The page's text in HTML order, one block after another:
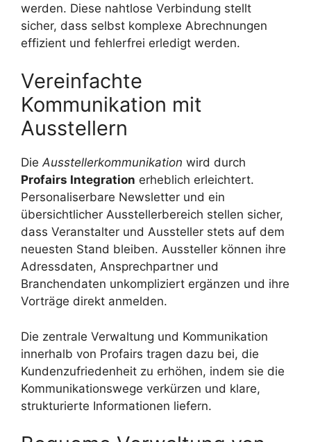
werden. Diese nahtlose Verbindung stellt
sicher, dass selbst komplexe Abrechnungen
effizient und fehlerfrei erledigt werden.
Vereinfachte
Kommunikation mit
Ausstellern
DieAusstellerkommunikation wird durch
Profairs Integration erheblich erleichtert.
Personaliserbare Newsletter und ein
übersichtlicher Ausstellerbereich stellen sicher,
dass Veranstalter und Aussteller stets auf dem
neuesten Stand bleiben. Aussteller können ihre
Adressdaten, Ansprechpartner und
Branchendaten unkompliziert ergänzen und ihre
Vorträge direkt anmelden.
Die zentrale Verwaltung und Kommunikation
innerhalb von Profairs tragen dazu bei, die
Kundenzufriedenheit zu erhöhen, indem sie die
Kommunikationswege verkürzen und klare,
strukturierte Informationen liefern.